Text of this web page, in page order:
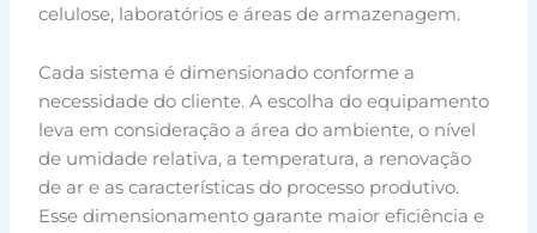
celulose, laboratórios e áreas de armazenagem.
Cada sistema é dimensionado conforme a
necessidade do cliente. A escolha do equipamento
leva em consideração a área do ambiente, o nível
de umidade relativa, a temperatura, a renovação
de ar e as características do processo produtivo.
Esse dimensionamento garante maior eficiência e